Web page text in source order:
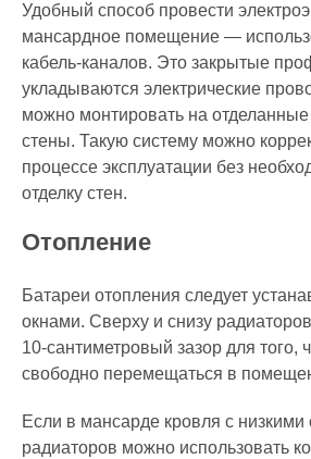
Удобный способ провести
мансардное помещение —
кабель-каналов. Это закрытые
укладываются электрические
можно монтировать на
стены. Такую систему можно
процессе эксплуатации без
отделку стен.
Отопление
Батареи отопления следует
окнами. Сверху и снизу
10-сантиметровый зазор для того,
свободно перемещаться в
Если в мансарде кровля с низкими
радиаторов можно использовать